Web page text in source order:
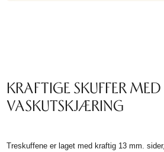
KRAFTIGE SKUFFER MED
VASKUTSKJÆRING
Treskuffene er laget med kraftig 13 mm.